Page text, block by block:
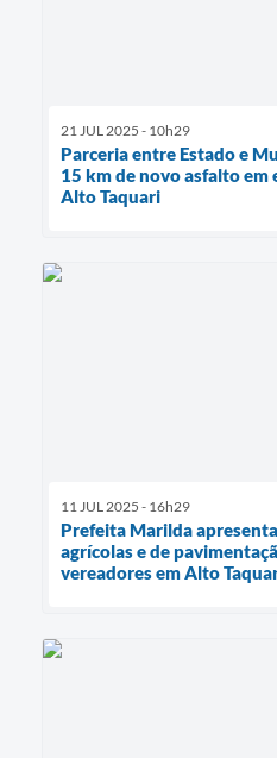
21 JUL 2025 - 10h29
Parceria entre Estado e
15 km de novo asfalto em
Alto Taquari
11 JUL 2025 - 16h29
Prefeita Marilda
agrícolas e de
vereadores em Alto